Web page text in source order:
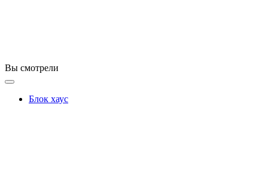
Вы смотрели
Блок хаус